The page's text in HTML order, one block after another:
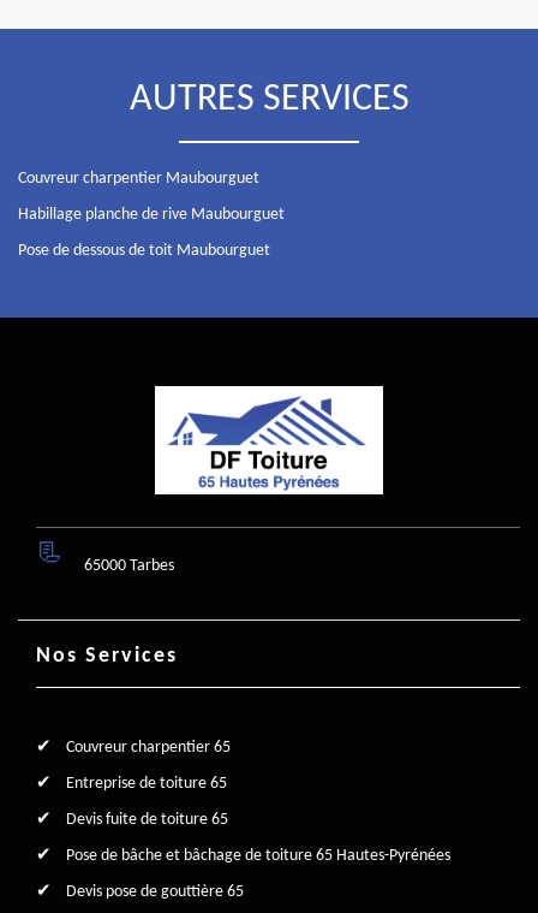
AUTRES SERVICES
Couvreur charpentier Maubourguet
Habillage planche de rive Maubourguet
Pose de dessous de toit Maubourguet
65000 Tarbes
Nos Services
Couvreur charpentier 65
Entreprise de toiture 65
Devis fuite de toiture 65
Pose de bâche et bâchage de toiture 65 Hautes-Pyrénées
Devis pose de gouttière 65